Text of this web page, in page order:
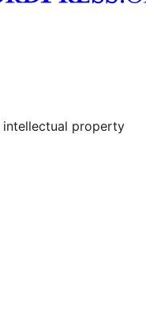
account
intellectual property